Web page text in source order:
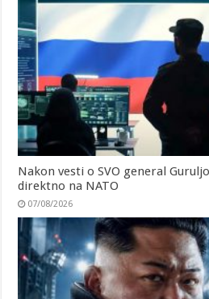
Nakon vesti o SVO general
direktno na NATO
07/08/2026